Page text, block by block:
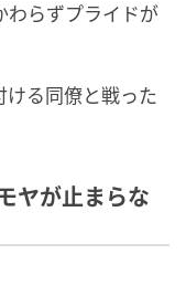
わらずプライドが
る同僚と戦った
ヤが止まらな